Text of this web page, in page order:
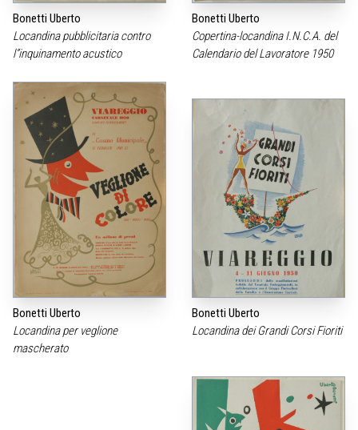
locandina, 1963
cm.32×20
Bonetti Uberto
Locandina pubblicitaria contro
l”inquinamento acustico
Bonetti Uberto
Copertina-locandina I.N.C.A. del
Calendario del Lavoratore 1950
Bonetti Uberto
Locandina per veglione
mascherato
Bonetti Uberto
Locandina dei Grandi Corsi Fioriti